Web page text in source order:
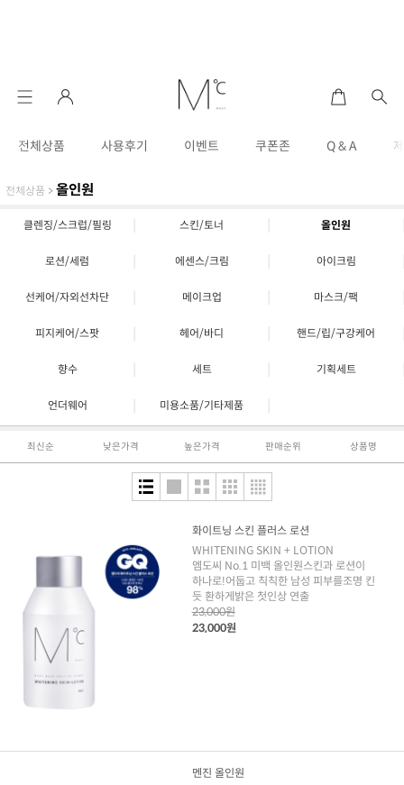
전체상품 사용후기 이벤트 쿠폰존 Q & A
전체상품 > 올인원
클렌징/스크럽/필링 스킨/토너 올인원
로션/세럼 에센스/크림 아이크림
선케어/자외선차단 메이크업 마스크/팩
피지케어/스팟 헤어/바디 핸드/립/구강케어
향수 세트 기획세트
언더웨어 미용소품/기타제품
최신순 낮은가격 높은가격 판매순위 상품명
화이트닝 스킨 플러스 로션
WHITENING SKIN + LOTION
엠도씨 No.1 미백 올인원스킨과 로션이
하나로!어둡고 칙칙한 남성 피부를조명 킨
듯 환하게밝은 첫인상 연출
23,000원
23,000원
멘진 올인원